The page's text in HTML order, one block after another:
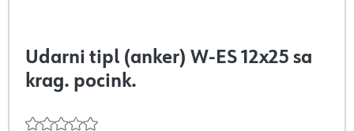
Udarni tipl (anker) W-ES 12x25 sa
krag. pocink.